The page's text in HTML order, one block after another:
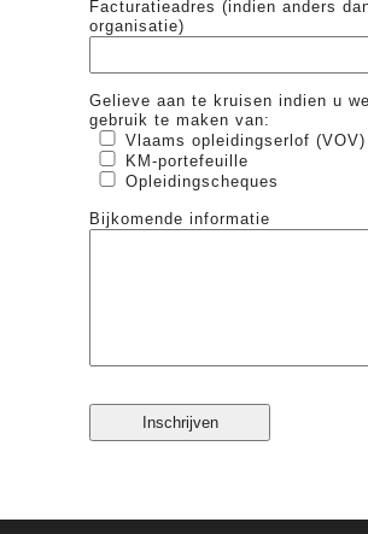
Facturatieadres (indien anders
organisatie)
Gelieve aan te kruisen indien u
gebruik te maken van:
Vlaams opleidingserlof (VOV)
KM-portefeuille
Opleidingscheques
Bijkomende informatie